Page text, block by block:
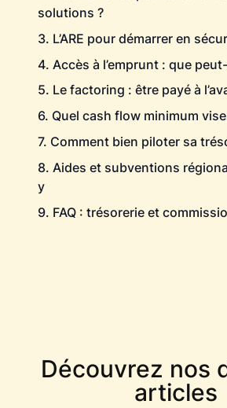
solutions ?
3. L’ARE pour démarrer en
4. Accès à l’emprunt : que
5. Le factoring : être payé à
6. Quel cash flow minimum
7. Comment bien piloter sa
8. Aides et subventions
y
9. FAQ : trésorerie et
Découvrez nos
articles